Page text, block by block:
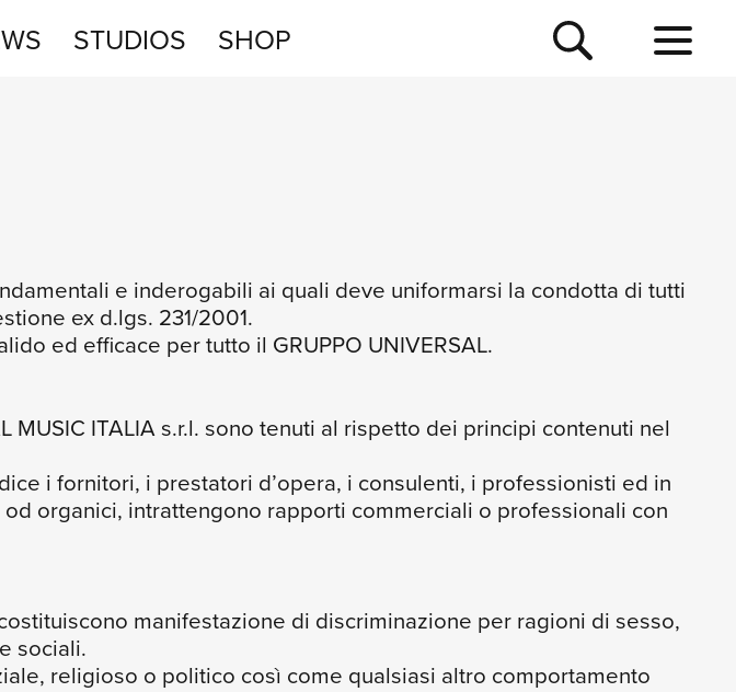
STUDIOS SHOP
e inderogabili ai quali deve uniformarsi la condotta di tutti
ex d.lgs. 231/2001.
ed efficace per tutto il GRUPPO UNIVERSAL.
ITALIA s.r.l. sono tenuti al rispetto dei principi contenuti nel
i fornitori, i prestatori d’opera, i consulenti, i professionisti ed in
organici, intrattengono rapporti commerciali o professionali con
manifestazione di discriminazione per ragioni di sesso,
sociali.
religioso o politico così come qualsiasi altro comportamento